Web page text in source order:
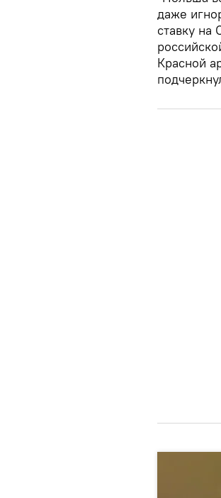
даже
ставку
Красной